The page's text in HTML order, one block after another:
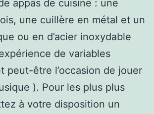
appas de cuisine : une
une cuillère en métal et un
ou en d’acier inoxydable
de variables
peut-être l’occasion de jouer
). Pour les plus plus
à votre disposition un